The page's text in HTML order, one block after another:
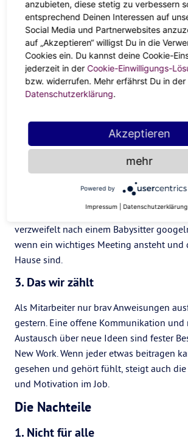
1. Die neue Freiheit
Arbeiten kannst du von überall und zu
eben auch: viel flexibler als mit strikten
du deinen Job lieber frühmorgens oder
erledigst, kannst du in deiner jeweiligen
in Absprache mit deinem Arbeitgeber
2. Kind oder Karriere? Beides!
Ob als Bloggerin mit Kids unterwegs
Hause: Mit New Work geht Arbeiten und
Kinder großziehen besser als vorher. Eine
sollte die Doppelbelastung Home Office
nicht sein. Aber es ist schon mal
verzweifelt nach einem Babysitter
wenn ein wichtiges Meeting ansteht und
Hause sind.
3. Das wir zählt
Als Mitarbeiter nur brav Anweisungen
gestern. Eine offene Kommunikation und
Austausch über neue Ideen sind fester
New Work. Wenn jeder etwas beitragen
gesehen und gehört fühlt, steigt auch
und Motivation im Job.
Die Nachteile
1. Nicht für alle
anzubieten, diese stetig zu verbessern
entsprechend Deinen Interessen auf
Social Media und Partnerwebsites
auf „Akzeptieren“ willigst Du in die
Cookies ein. Du kannst deine Cookie-
jederzeit in der Cookie-Einwilligungs-
bzw. widerrufen. Mehr erfährst Du in der
Datenschutzerklärung.
Akzeptieren
mehr
Powered by
Impressum Datenschutzerklärung